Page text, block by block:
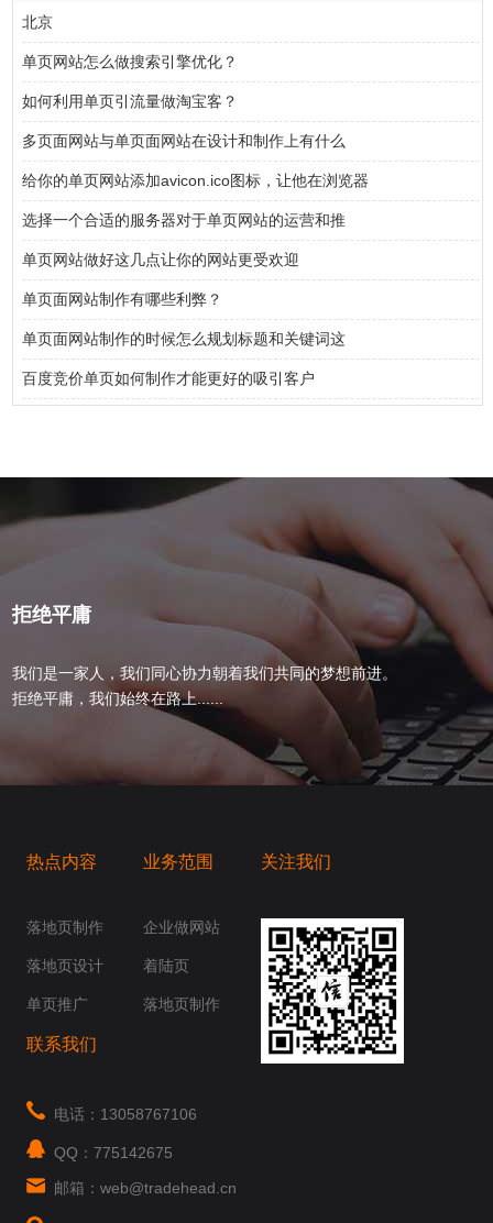
北京
单页网站怎么做搜索引擎优化？
如何利用单页引流量做淘宝客？
多页面网站与单页面网站在设计和制作上有什么
给你的单页网站添加avicon.ico图标，让他在浏览器
选择一个合适的服务器对于单页网站的运营和推
单页网站做好这几点让你的网站更受欢迎
单页面网站制作有哪些利弊？
单页面网站制作的时候怎么规划标题和关键词这
百度竞价单页如何制作才能更好的吸引客户
拒绝平庸
我们是一家人，我们同心协力朝着我们共同的梦想前进。
拒绝平庸，我们始终在路上......
热点内容
落地页制作
落地页设计
单页推广
业务范围
企业做网站
着陆页
落地页制作
关注我们
联系我们
电话：13058767106
QQ：775142675
邮箱：web@tradehead.cn